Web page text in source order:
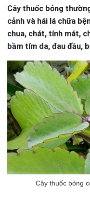
Cây thuốc bỏng
cảnh và hái lá chữa
chua, chát, tính mát,
bầm tím da, đau đầu,
Cây thuốc bỏng